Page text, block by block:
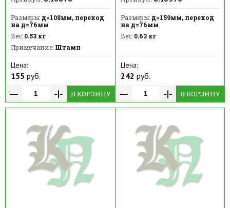
Размеры: д=108мм, переход
на д=76мм
Вес: 0.53 кг
Примечание: Штамп
Цена:
155 руб.
В КОРЗИНУ
Размеры:д=159мм, переход
на д=76мм
Вес:0.63 кг
Цена:
242 руб.
В КОРЗИНУ